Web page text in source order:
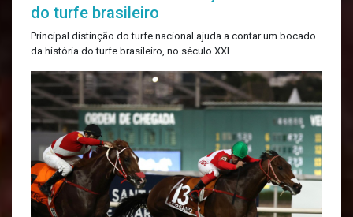
do turfe brasileiro
Principal distinção do turfe nacional ajuda a contar um bocado
da história do turfe brasileiro, no século XXI.